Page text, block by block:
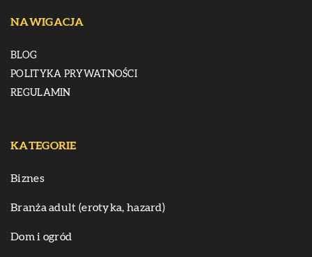
NAWIGACJA
BLOG
POLITYKA PRYWATNOŚCI
REGULAMIN
KATEGORIE
Biznes
Branża adult (erotyka, hazard)
Dom i ogród